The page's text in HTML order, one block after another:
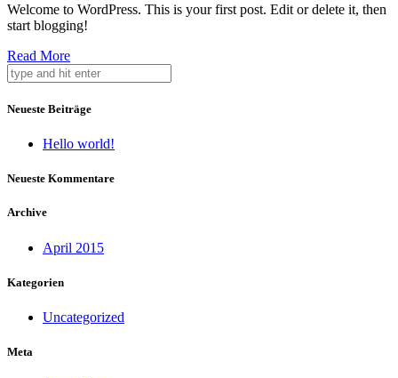
Welcome to WordPress. This is your first post. Edit or delete it, then
start blogging!
Read More
Neueste Beiträge
Hello world!
Neueste Kommentare
Archive
April 2015
Kategorien
Uncategorized
Meta